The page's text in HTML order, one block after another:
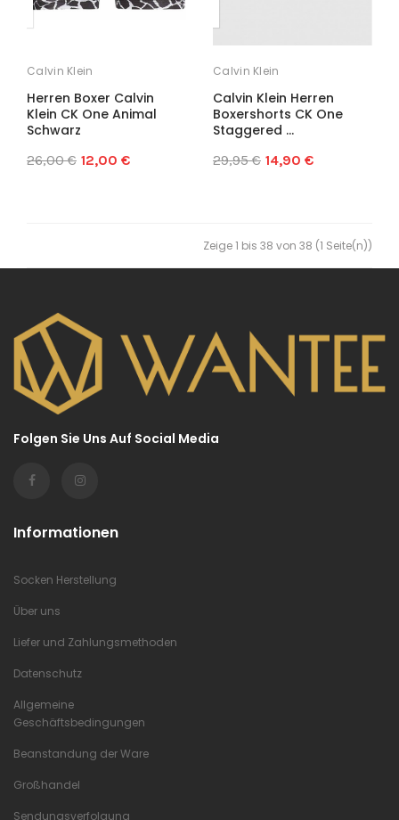
Calvin Klein
Herren Boxer Calvin
Klein CK One Animal
Schwarz
26,00 € 12,00 €
Calvin Klein
Calvin Klein Herren
Boxershorts CK One
Staggered ...
29,95 € 14,90 €
Zeige 1 bis 38 von 38 (1 Seite(n))
Folgen Sie Uns Auf Social Media
Informationen
Socken Herstellung
Über uns
Liefer und Zahlungsmethoden
Datenschutz
Allgemeine
Geschäftsbedingungen
Beanstandung der Ware
Großhandel
Sendungsverfolgung